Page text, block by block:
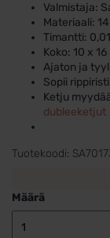
Valmistaja:
Materiaali:
Timantti:
Koko: 10 x
Ajaton ja
Sopii
Ketju
dubleeketjut
Tuotekoodi:
Määrä